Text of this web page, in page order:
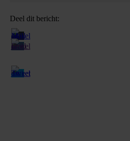
Deel dit bericht: